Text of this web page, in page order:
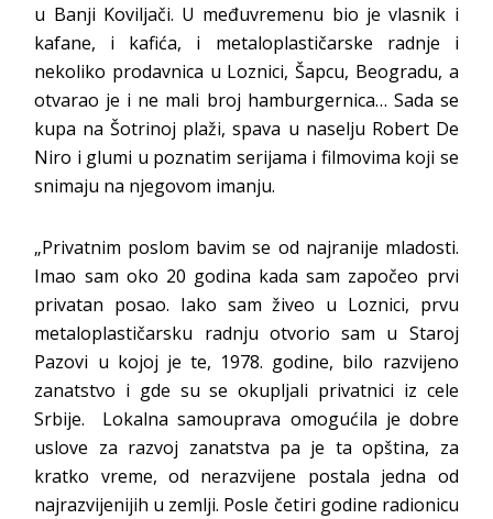
u Banji Koviljači. U međuvremenu bio je vlasnik i
kafane, i kafića, i metaloplastičarske radnje i
nekoliko prodavnica u Loznici, Šapcu, Beogradu, a
otvarao je i ne mali broj hamburgernica… Sada se
kupa na Šotrinoj plaži, spava u naselju Robert De
Niro i glumi u poznatim serijama i filmovima koji se
snimaju na njegovom imanju.
„Privatnim poslom bavim se od najranije mladosti.
Imao sam oko 20 godina kada sam započeo prvi
privatan posao. Iako sam živeo u Loznici, prvu
metaloplastičarsku radnju otvorio sam u Staroj
Pazovi u kojoj je te, 1978. godine, bilo razvijeno
zanatstvo i gde su se okupljali privatnici iz cele
Srbije. Lokalna samouprava omogućila je dobre
uslove za razvoj zanatstva pa je ta opština, za
kratko vreme, od nerazvijene postala jedna od
najrazvijenijih u zemlji. Posle četiri godine radionicu